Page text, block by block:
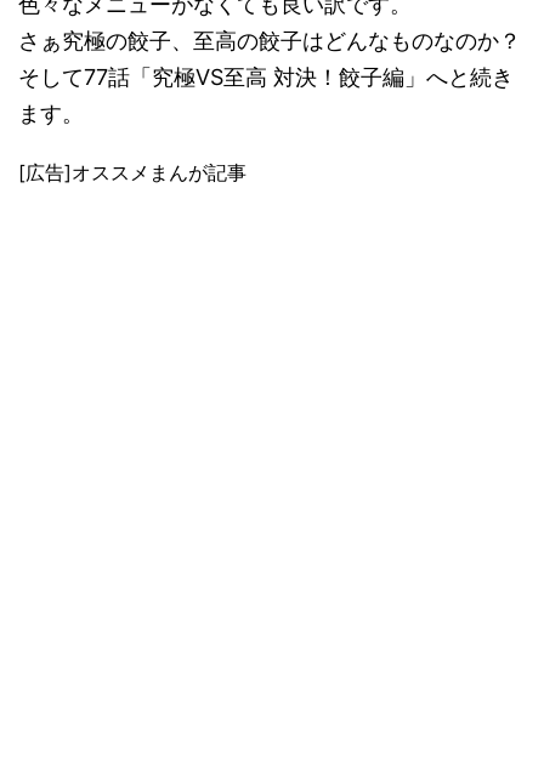
さぁ究極の餃子、至高の餃子はどんなものなのか？
そして77話「究極VS至高 対決！餃子編」へと続き
ます。
[広告]オススメまんが記事